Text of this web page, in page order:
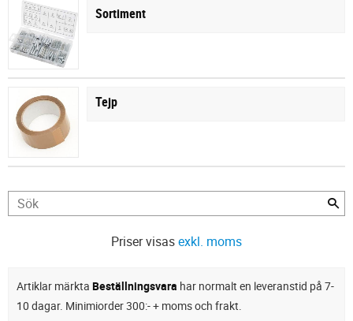
Sortiment
Tejp
Priser visasexkl. moms
Artiklar märkta Beställningsvara har normalt en leveranstid på 7-
10 dagar. Minimiorder 300:- + moms och frakt.